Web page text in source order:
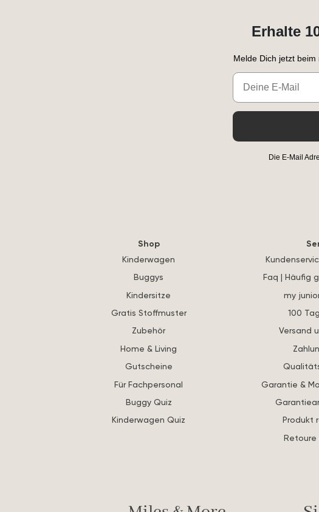
Erhalte
Melde Dich jetzt
Email
Die E-Mail
Shop
Kinderwagen
Buggys
Kindersitze
Gratis Stoffmuster
Zubehör
Home & Living
Gutscheine
Für Fachpersonal
Buggy Quiz
Kinderwagen Quiz
Faq | Häufig
my
100
Versand
Garantie &
Produkt
Retoure